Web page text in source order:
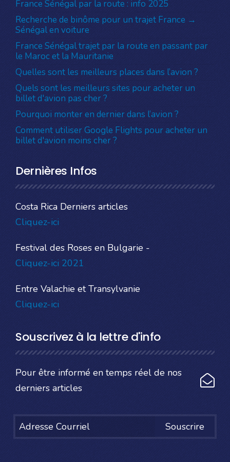
France Sénégal par la route : info 2025
Recherche de binôme pour un trajet France →
Sénégal en voiture
France Sénégal trajet par la route en passant par
le Maroc et la Mauritanie
Quelles sont les meilleurs places dans l’avion ?
Quels sont les meilleurs sites pour acheter un
billet d'avion pas cher ?
Pourquoi monter en dernier dans l’avion ?
Comment utiliser Google Flights pour acheter un
billet d'avion moins cher ?
Dernières Infos
Costa Rica Derniers articles
Cliquez-ici
Festival des Roses en Bulgarie -
Cliquez-ici 2021
Entre Valachie et Transylvanie
Cliquez-ici
Souscrivez à la lettre d'info
Pour être informé en temps réel de nos
derniers articles
Souscrire